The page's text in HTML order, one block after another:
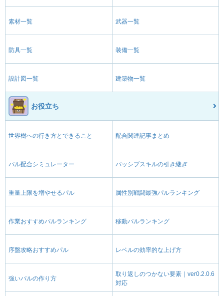
素材一覧 武器一覧
防具一覧 装備一覧
設計図一覧 建築物一覧
お役立ち
世界樹への行き方とできること 配合関連記事まとめ
パル配合シミュレーター パッシブスキルの引き継ぎ
重量上限を増やせるパル 属性別戦闘最強パルランキング
作業おすすめパルランキング 移動パルランキング
序盤攻略おすすめパル レベルの効率的な上げ方
強いパルの作り方
取り返しのつかない要素｜ver0.2.0.6
対応